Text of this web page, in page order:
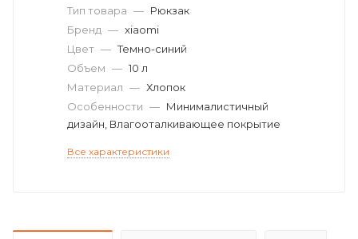
Тип товара — Рюкзак
Бренд — xiaomi
Цвет — Темно-синий
Объем — 10 л
Материал — Хлопок
Особенности — Минималистичный
дизайн, Влагооталкивающее покрытие
Все характеристики